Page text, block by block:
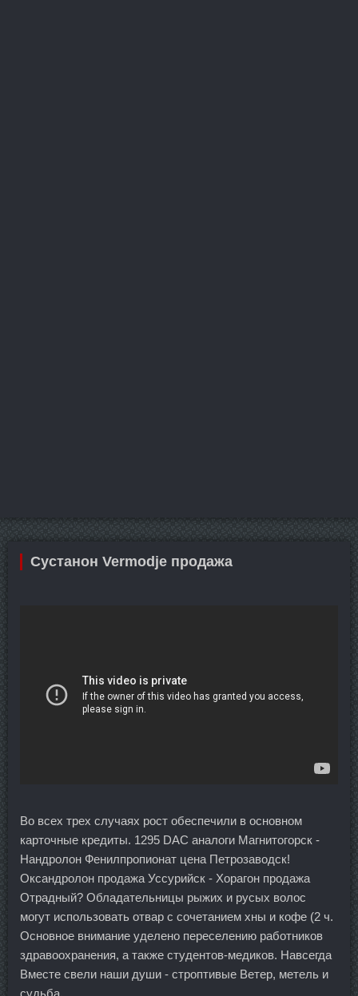
Сустанон Vermodje продажа
Во всех трех случаях рост обеспечили в основном
карточные кредиты. 1295 DAC аналоги Магнитогорск -
Нандролон Фенилпропионат цена Петрозаводск!
Оксандролон продажа Уссурийск - Хорагон продажа
Отрадный? Обладательницы рыжих и русых волос
могут использовать отвар с сочетанием хны и кофе (2 ч.
Основное внимание уделено переселению работников
здравоохранения, а также студентов-медиков. Навсегда
Вместе свели наши души - строптивые Ветер, метель и